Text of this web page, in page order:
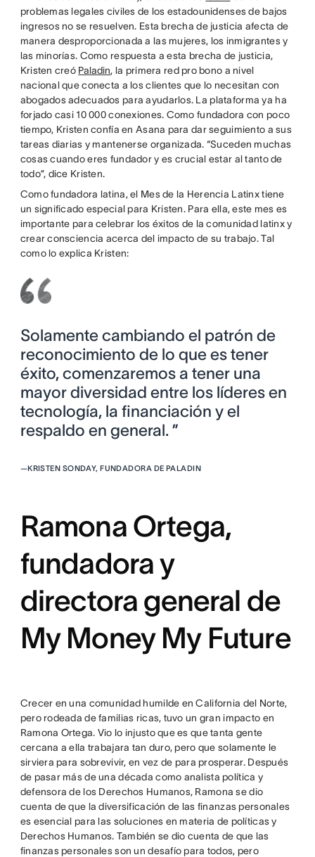
problemas legales civiles de los estadounidenses de bajos
ingresos no se resuelven. Esta brecha de justicia afecta de
manera desproporcionada a las mujeres, los inmigrantes y
las minorías. Como respuesta a esta brecha de justicia,
Kristen creó Paladin, la primera red pro bono a nivel
nacional que conecta a los clientes que lo necesitan con
abogados adecuados para ayudarlos. La plataforma ya ha
forjado casi 10 000 conexiones. Como fundadora con poco
tiempo, Kristen confía en Asana para dar seguimiento a sus
tareas diarias y mantenerse organizada. “Suceden muchas
cosas cuando eres fundador y es crucial estar al tanto de
todo”, dice Kristen.
Como fundadora latina, el Mes de la Herencia Latinx tiene
un significado especial para Kristen. Para ella, este mes es
importante para celebrar los éxitos de la comunidad latinx y
crear consciencia acerca del impacto de su trabajo. Tal
como lo explica Kristen:
Solamente cambiando el patrón de
reconocimiento de lo que es tener
éxito, comenzaremos a tener una
mayor diversidad entre los líderes en
tecnología, la financiación y el
respaldo en general. ”
—KRISTEN SONDAY, FUNDADORA DE PALADIN
Ramona Ortega,
fundadora y
directora general de
My Money My Future
Crecer en una comunidad humilde en California del Norte,
pero rodeada de familias ricas, tuvo un gran impacto en
Ramona Ortega. Vio lo injusto que es que tanta gente
cercana a ella trabajara tan duro, pero que solamente le
sirviera para sobrevivir, en vez de para prosperar. Después
de pasar más de una década como analista política y
defensora de los Derechos Humanos, Ramona se dio
cuenta de que la diversificación de las finanzas personales
es esencial para las soluciones en materia de políticas y
Derechos Humanos. También se dio cuenta de que las
finanzas personales son un desafío para todos, pero